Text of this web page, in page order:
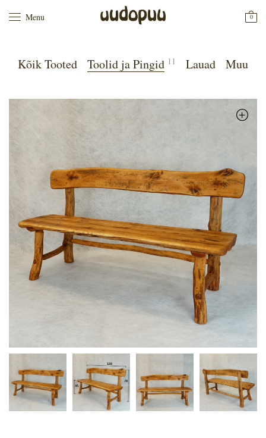
Menu 0
Kõik Tooted Toolid ja Pingid 11 Lauad Muu